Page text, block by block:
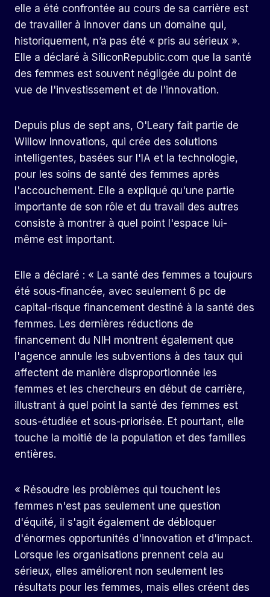
elle a été confrontée au cours de sa carrière est
de travailler à innover dans un domaine qui,
historiquement, n’a pas été « pris au sérieux ».
Elle a déclaré à SiliconRepublic.com que la santé
des femmes est souvent négligée du point de
vue de l'investissement et de l'innovation.
Depuis plus de sept ans, O'Leary fait partie de
Willow Innovations, qui crée des solutions
intelligentes, basées sur l'IA et la technologie,
pour les soins de santé des femmes après
l'accouchement. Elle a expliqué qu'une partie
importante de son rôle et du travail des autres
consiste à montrer à quel point l'espace lui-
même est important.
Elle a déclaré : « La santé des femmes a toujours
été sous-financée, avec seulement 6 pc de
capital-risque financement destiné à la santé des
femmes. Les dernières réductions de
financement du NIH montrent également que
l'agence annule les subventions à des taux qui
affectent de manière disproportionnée les
femmes et les chercheurs en début de carrière,
illustrant à quel point la santé des femmes est
sous-étudiée et sous-priorisée. Et pourtant, elle
touche la moitié de la population et des familles
entières.
« Résoudre les problèmes qui touchent les
femmes n'est pas seulement une question
d'équité, il s'agit également de débloquer
d'énormes opportunités d'innovation et d'impact.
Lorsque les organisations prennent cela au
sérieux, elles améliorent non seulement les
résultats pour les femmes, mais elles créent des